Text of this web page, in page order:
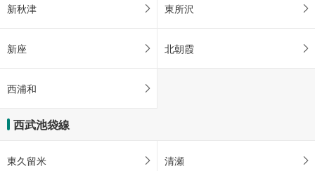
新秋津 東所沢
新座 北朝霞
西浦和
西武池袋線
東久留米 清瀬